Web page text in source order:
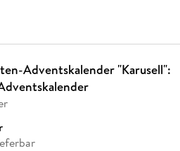
Adventskalender "Karusell":